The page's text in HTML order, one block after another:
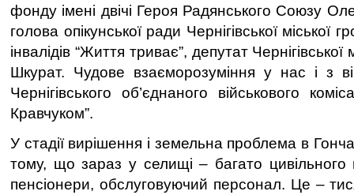
фонду імені двічі Героя Радянського Союзу
голова опікунської ради Чернігівської міської
інвалідів “Життя триває”, депутат
Шкурат. Чудове взаєморозуміння у нас і з
Чернігівського об’єднаного військового
Кравчуком”.
У стадії вирішення і земельна проблема в
тому, що зараз у селищі – багато цивільного
пенсіонери, обслуговуючий персонал. Це –